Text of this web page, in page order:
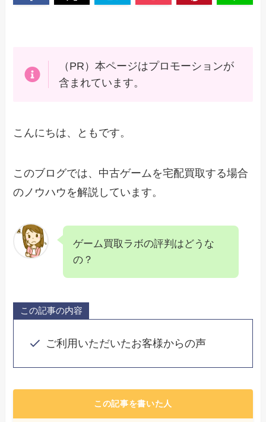
（PR）本ページはプロモーションが
含まれています。
こんにちは、ともです。
このブログでは、中古ゲームを宅配買取する場合
のノウハウを解説しています。
ゲーム買取ラボの評判はどうな
の？
この記事の内容
ご利用いただいたお客様からの声
この記事を書いた人